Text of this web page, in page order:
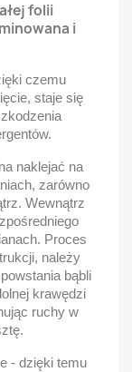
folii
i
czemu
staje się
naklejać na
zarówno
Wewnątrz
Proces
należy
bąbli
krawędzi
ruchy w
- dzięki temu